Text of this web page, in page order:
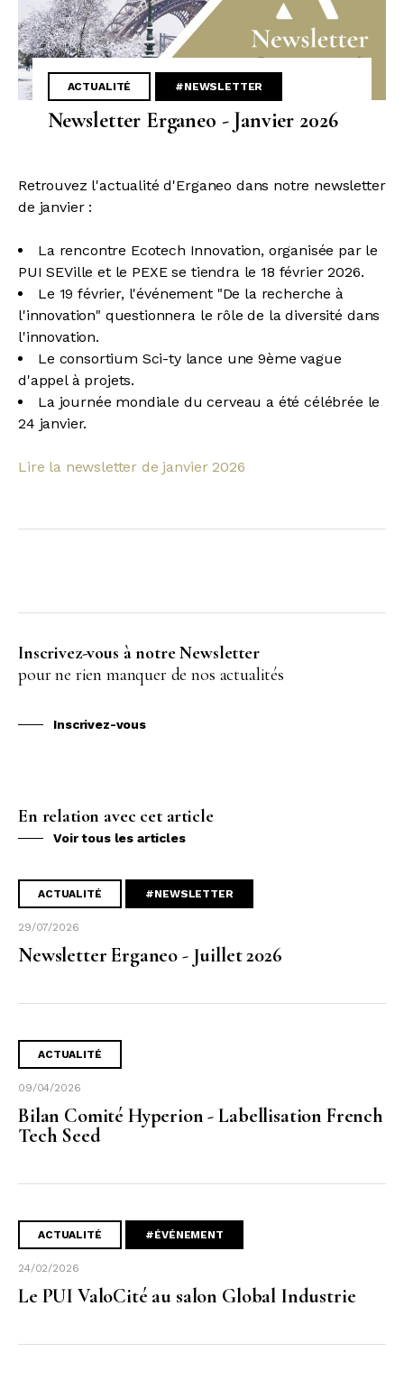
ACTUALITÉ #NEWSLETTER
Newsletter Erganeo - Janvier 2026
Retrouvez l'actualité d'Erganeo dans notre newsletter
de janvier :
La rencontre Ecotech Innovation, organisée par le
PUI SEVille et le PEXE se tiendra le 18 février 2026.
Le 19 février, l'événement "De la recherche à
l'innovation" questionnera le rôle de la diversité dans
l'innovation.
Le consortium Sci-ty lance une 9ème vague
d'appel à projets.
La journée mondiale du cerveau a été célébrée le
24 janvier.
Lire la newsletter de janvier 2026
Inscrivez-vous à notre Newsletter
pour ne rien manquer de nos actualités
Inscrivez-vous
En relation avec cet article
Voir tous les articles
ACTUALITÉ #NEWSLETTER
29/07/2026
Newsletter Erganeo - Juillet 2026
ACTUALITÉ
09/04/2026
Bilan Comité Hyperion - Labellisation French
Tech Seed
ACTUALITÉ #ÉVÉNEMENT
24/02/2026
Le PUI ValoCité au salon Global Industrie